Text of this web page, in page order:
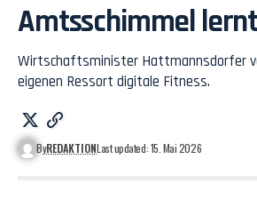
Amtsschimmel
Wirtschaftsminister Hattmannsdorfer
eigenen Ressort digitale Fitness.
ByREDAKTIONLast updated: 15. Mai 2026